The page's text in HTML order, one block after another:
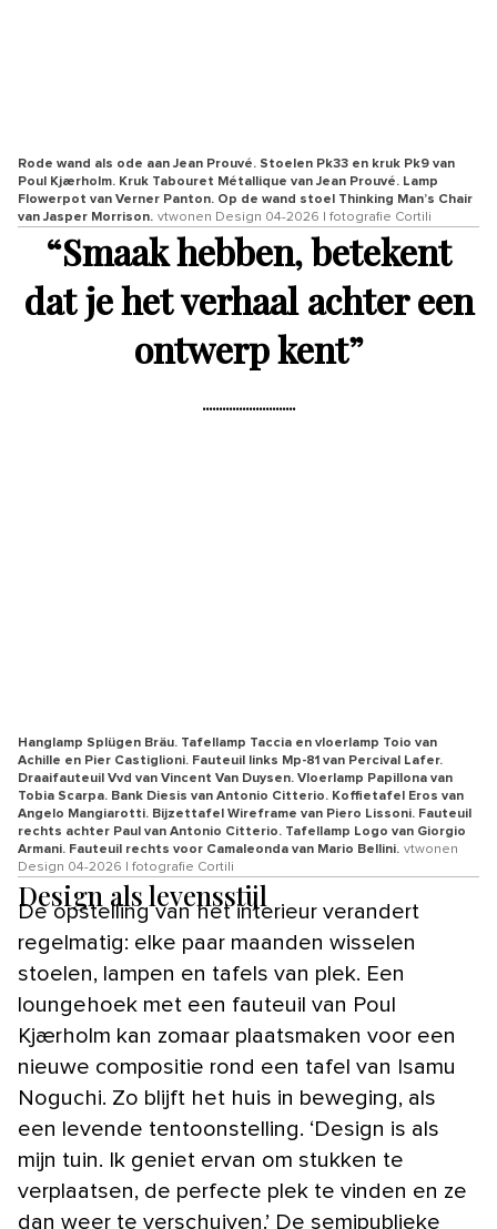
Rode wand als ode aan Jean Prouvé. Stoelen Pk33 en kruk Pk9 van
Poul Kjærholm. Kruk Tabouret Métallique van Jean Prouvé. Lamp
Flowerpot van Verner Panton. Op de wand stoel Thinking Man’s Chair
van Jasper Morrison. vtwonen Design 04-2026 | fotografie Cortili
“Smaak hebben, betekent
dat je het verhaal achter een
ontwerp kent”
Hanglamp Splügen Bräu. Tafellamp Taccia en vloerlamp Toio van
Achille en Pier Castiglioni. Fauteuil links Mp-81 van Percival Lafer.
Draaifauteuil Vvd van Vincent Van Duysen. Vloerlamp Papillona van
Tobia Scarpa. Bank Diesis van Antonio Citterio. Koffietafel Eros van
Angelo Mangiarotti. Bijzettafel Wireframe van Piero Lissoni. Fauteuil
rechts achter Paul van Antonio Citterio. Tafellamp Logo van Giorgio
Armani. Fauteuil rechts voor Camaleonda van Mario Bellini. vtwonen
Design 04-2026 | fotografie Cortili
Design als levensstijl
De opstelling van het interieur verandert
regelmatig: elke paar maanden wisselen
stoelen, lampen en tafels van plek. Een
loungehoek met een fauteuil van Poul
Kjærholm kan zomaar plaatsmaken voor een
nieuwe compositie rond een tafel van Isamu
Noguchi. Zo blijft het huis in beweging, als
een levende tentoonstelling. ‘Design is als
mijn tuin. Ik geniet ervan om stukken te
verplaatsen, de perfecte plek te vinden en ze
dan weer te verschuiven.’ De semipublieke